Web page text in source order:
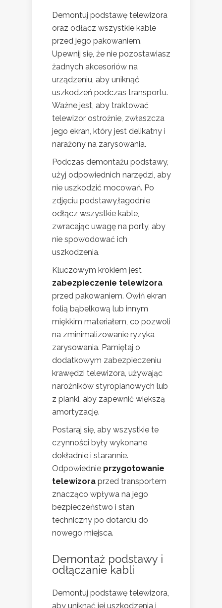
Demontuj podstawę telewizora
oraz odłącz wszystkie kable
przed jego pakowaniem.
Upewnij się, że nie pozostawiasz
żadnych akcesoriów na
urządzeniu, aby uniknąć
uszkodzeń podczas transportu.
Ważne jest, aby traktować
telewizor ostrożnie, zwłaszcza
jego ekran, który jest delikatny i
narażony na zarysowania.
Podczas demontażu podstawy,
użyj odpowiednich narzędzi, aby
nie uszkodzić mocowań. Po
zdjęciu podstawy,łagodnie
odłącz wszystkie kable,
zwracając uwagę na porty, aby
nie spowodować ich
uszkodzenia.
Kluczowym krokiem jest
zabezpieczenie telewizora
przed pakowaniem. Owiń ekran
folią bąbelkową lub innym
miękkim materiałem, co pozwoli
na zminimalizowanie ryzyka
zarysowania. Pamiętaj o
dodatkowym zabezpieczeniu
krawędzi telewizora, używając
narożników styropianowych lub
z pianki, aby zapewnić większą
amortyzację.
Postaraj się, aby wszystkie te
czynności były wykonane
dokładnie i starannie.
Odpowiednie przygotowanie
telewizora przed transportem
znacząco wpływa na jego
bezpieczeństwo i stan
techniczny po dotarciu do
nowego miejsca.
Demontaż podstawy i
odłączanie kabli
Demontuj podstawę telewizora,
aby uniknąć jej uszkodzenia i